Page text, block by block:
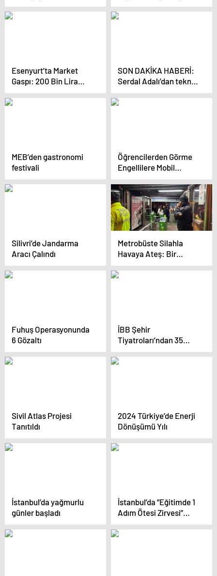
Özdağ’a Destek
Esenyurt’ta Market
Gaspı: 200 Bin Lira
Çalıntı
SON DAKİKA HABERİ:
Serdal Adalı’dan teknik
direktör açıklaması!
MEB’den gastronomi
festivali
Öğrencilerden Görme
Engellilere Mobil
Uygulama
Silivri’de Jandarma
Aracı Çalındı
Metrobüste Silahla
Havaya Ateş: Bir
Şüpheli Gözaltına
Alındı
Fuhuş Operasyonunda
6 Gözaltı
İBB Şehir
Tiyatroları’ndan 35
Oyun
Sivil Atlas Projesi
Tanıtıldı
2024 Türkiye’de Enerji
Dönüşümü Yılı
İstanbul’da yağmurlu
günler başladı
İstanbul’da “Eğitimde 1
Adım Ötesi Zirvesi”
düzenlendi! Dr. Esra
Albayrak: Sözde